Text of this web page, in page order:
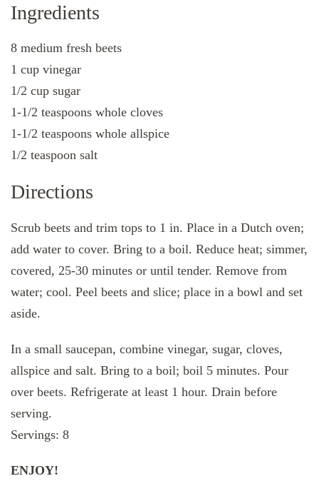
Ingredients
8 medium fresh beets
1 cup vinegar
1/2 cup sugar
1-1/2 teaspoons whole cloves
1-1/2 teaspoons whole allspice
1/2 teaspoon salt
Directions
Scrub beets and trim tops to 1 in. Place in a Dutch oven;
add water to cover. Bring to a boil. Reduce heat; simmer,
covered, 25-30 minutes or until tender. Remove from
water; cool. Peel beets and slice; place in a bowl and set
aside.
In a small saucepan, combine vinegar, sugar, cloves,
allspice and salt. Bring to a boil; boil 5 minutes. Pour
over beets. Refrigerate at least 1 hour. Drain before
serving.
Servings: 8
ENJOY!